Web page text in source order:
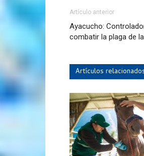
Artículo anterior
Ayacucho:
combatir la plaga de
Artículos